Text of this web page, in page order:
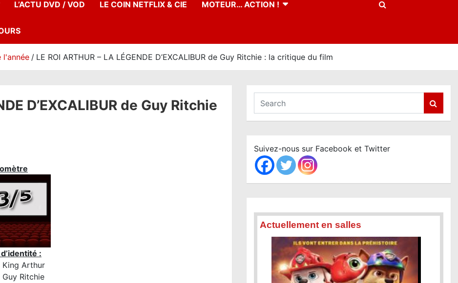
L’ACTU DVD / VOD LE COIN NETFLIX & CIE MOTEUR… ACTION !
l'année LE ROI ARTHUR – LA LÉGENDE D’EXCALIBUR de Guy Ritchie : la critique du film
D’EXCALIBUR de Guy Ritchie
:
King Arthur
Guy Ritchie
a
c
h
Suivez-nous sur Facebook et Twitter
Actuellement en salles